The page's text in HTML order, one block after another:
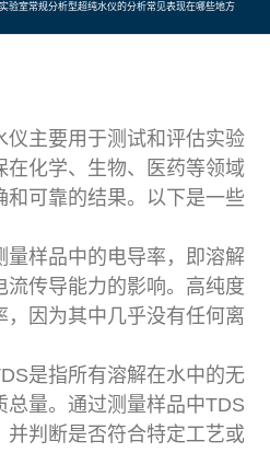
实验室常规分析型超纯水仪的分析常见表现在哪些地方
仪主要用于测试和评估实验
在化学、生物、医药等领域
和可靠的结果。以下是一些
量样品中的电导率，即溶解
流传导能力的影响。高纯度
，因为其中几乎没有任何离
是指所有溶解在水中的无
量。通过测量样品中TDS
并判断是否符合特定工艺或